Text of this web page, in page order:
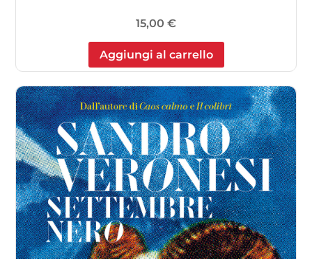
15,00 €
Aggiungi al carrello